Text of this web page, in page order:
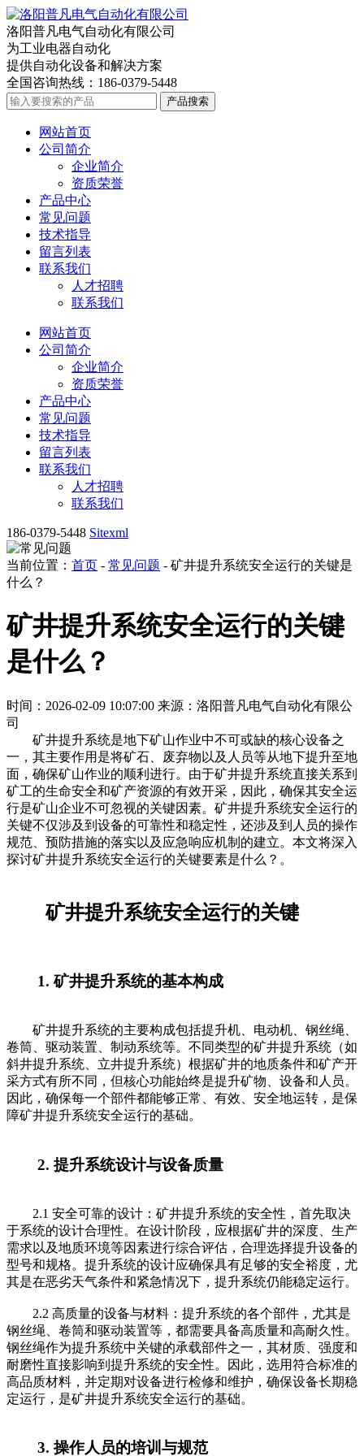
洛阳普凡电气自动化有限公司
为工业电器自动化
提供自动化设备和解决方案
全国咨询热线： 186-0379-5448
产品搜索
网站首页
公司简介
企业简介
资质荣誉
产品中心
常见问题
技术指导
留言列表
联系我们
人才招聘
联系我们
网站首页
公司简介
企业简介
资质荣誉
产品中心
常见问题
技术指导
留言列表
联系我们
人才招聘
联系我们
186-0379-5448 Sitexml
当前位置： 首页 - 常见问题 - 矿井提升系统安全运行的关键是
什么？
矿井提升系统安全运行的关键
是什么？
时间：2026-02-09 10:07:00 来源：洛阳普凡电气自动化有限公
司
矿井提升系统是地下矿山作业中不可或缺的核心设备之
一，其主要作用是将矿石、废弃物以及人员等从地下提升至地
面，确保矿山作业的顺利进行。由于矿井提升系统直接关系到
矿工的生命安全和矿产资源的有效开采，因此，确保其安全运
行是矿山企业不可忽视的关键因素。矿井提升系统安全运行的
关键不仅涉及到设备的可靠性和稳定性，还涉及到人员的操作
规范、预防措施的落实以及应急响应机制的建立。本文将深入
探讨矿井提升系统安全运行的关键要素是什么？。
矿井提升系统安全运行的关键
1. 矿井提升系统的基本构成
矿井提升系统的主要构成包括提升机、电动机、钢丝绳、
卷筒、驱动装置、制动系统等。不同类型的矿井提升系统（如
斜井提升系统、立井提升系统）根据矿井的地质条件和矿产开
采方式有所不同，但核心功能始终是提升矿物、设备和人员。
因此，确保每一个部件都能够正常、有效、安全地运转，是保
障矿井提升系统安全运行的基础。
2. 提升系统设计与设备质量
2.1 安全可靠的设计：矿井提升系统的安全性，首先取决
于系统的设计合理性。在设计阶段，应根据矿井的深度、生产
需求以及地质环境等因素进行综合评估，合理选择提升设备的
型号和规格。提升系统的设计应确保具有足够的安全裕度，尤
其是在恶劣天气条件和紧急情况下，提升系统仍能稳定运行。
2.2 高质量的设备与材料：提升系统的各个部件，尤其是
钢丝绳、卷筒和驱动装置等，都需要具备高质量和高耐久性。
钢丝绳作为提升系统中关键的承载部件之一，其材质、强度和
耐磨性直接影响到提升系统的安全性。因此，选用符合标准的
高品质材料，并定期对设备进行检修和维护，确保设备长期稳
定运行，是矿井提升系统安全运行的基础。
3. 操作人员的培训与规范